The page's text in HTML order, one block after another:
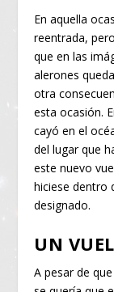
En aquella
reentrada,
que en las
alerones
otra
esta ocasión.
cayó en el
del lugar que
este nuevo
hiciese dentro
designado.
UN
A pesar de